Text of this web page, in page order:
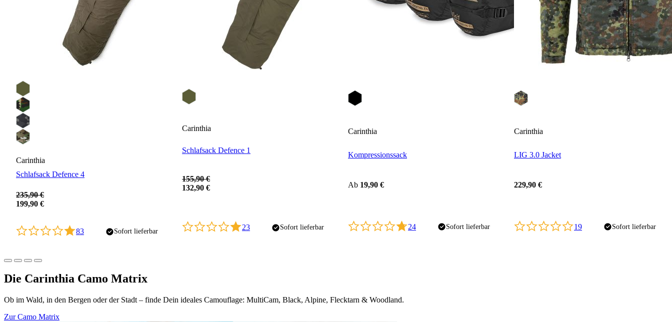
Carinthia
Schlafsack Defence 4
235,90 €
199,90 €
Sofort lieferbar
83
Carinthia
Schlafsack Defence 1
155,90 €
132,90 €
Sofort lieferbar
23
Carinthia
Kompressionssack
Ab 19,90 €
Sofort lieferbar
24
Carinthia
LIG 3.0 Jacket
229,90 €
Sofort lieferbar
19
Die Carinthia Camo Matrix
Ob im Wald, in den Bergen oder der Stadt – finde Dein ideales Camouflage: MultiCam, Black, Alpine, Flecktarn & Woodland.
Zur Camo Matrix